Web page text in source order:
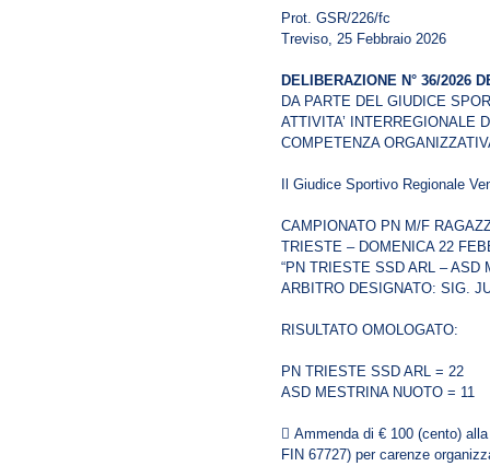
Prot. GSR/226/fc
Treviso, 25 Febbraio 2026
DELIBERAZIONE N° 36/2026
DA PARTE DEL GIUDICE
ATTIVITA’ INTERREGIONALE
COMPETENZA
Il Giudice Sportivo Regionale
CAMPIONATO PN M/F
TRIESTE – DOMENICA 22
“PN TRIESTE SSD ARL – ASD
ARBITRO DESIGNATO: SIG.
RISULTATO OMOLOGATO:
PN TRIESTE SSD ARL = 22
ASD MESTRINA NUOTO = 11
 Ammenda di € 100 (cento)
FIN 67727) per carenze